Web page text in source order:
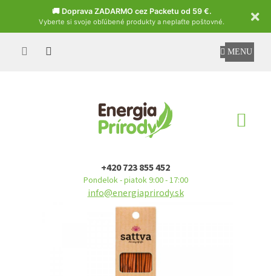
🚚 Doprava ZADARMO cez Packetu od 59 €.
Vyberte si svoje obľúbené produkty a neplaťte poštovné.
Czech
+420 723 855 452
Pondelok - piatok 9:00 - 17:00
info@energiaprirody.sk